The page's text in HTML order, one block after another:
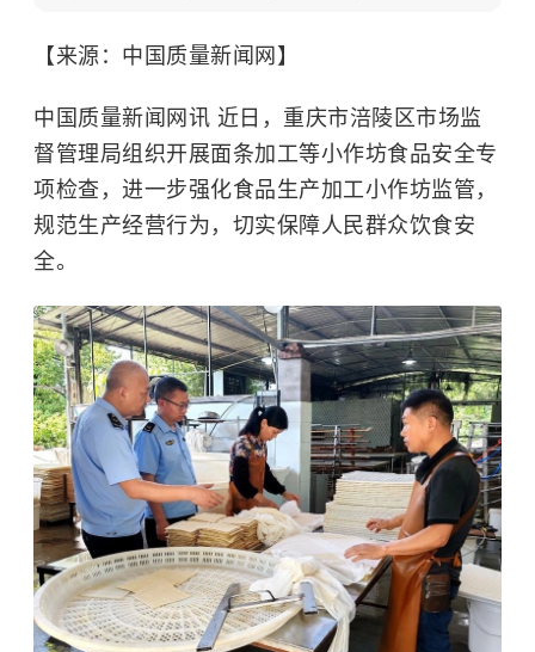
【来源：中国质量新闻网】
中国质量新闻网讯 近日，重庆市涪陵区市场监
督管理局组织开展面条加工等小作坊食品安全专
项检查，进一步强化食品生产加工小作坊监管，
规范生产经营行为，切实保障人民群众饮食安
全。